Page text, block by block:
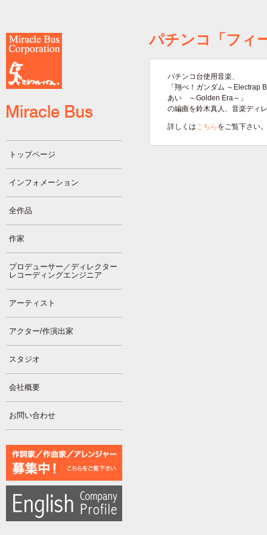
トップページ
インフォメーション
全作品
作家
プロデューサー／ディレクター
レコーディングエンジニア
アーティスト
アクター/作演出家
スタジオ
会社概要
お問い合わせ
パチンコ「フィ
パチンコ台使用音楽、
「翔べ！ガンダム ～
あい ～Golden Era～」
の編曲を鈴木真人、音楽ディ
詳しくはこちら をご覧下さい。